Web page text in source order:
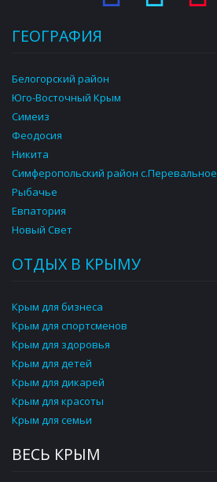
ГЕОГРАФИЯ
Белогорский район
Юго-Восточный Крым
Симеиз
Феодосия
Никита
Симферопольский район с.Перевальное
Рыбачье
Евпатория
Новый Свет
ОТДЫХ В КРЫМУ
Крым для бизнеса
Крым для спортсменов
Крым для здоровья
Крым для детей
Крым для дикарей
Крым для красоты
Крым для семьи
ВЕСЬ КРЫМ